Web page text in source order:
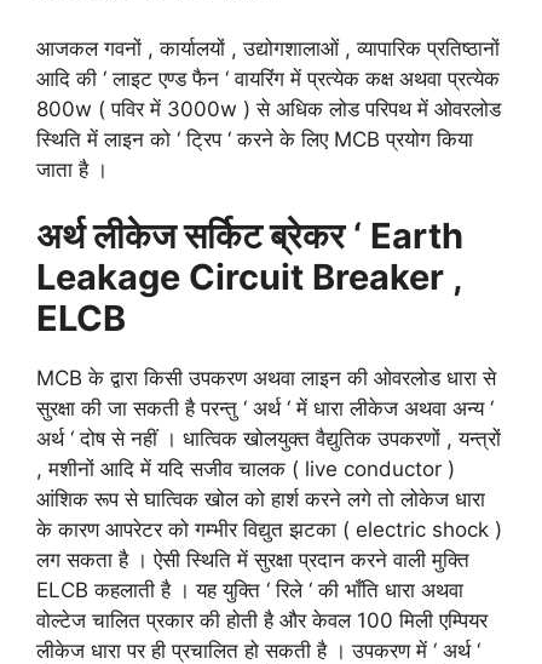
आजकल गवनों , कार्यालयों , उद्योगशालाओं , व्यापारिक प्रतिष्ठानों
आदि की ‘ लाइट एण्ड फैन ‘ वायरिंग में प्रत्येक कक्ष अथवा प्रत्येक
800w ( पविर में 3000w ) से अधिक लोड परिपथ में ओवरलोड
स्थिति में लाइन को ‘ ट्रिप ‘ करने के लिए MCB प्रयोग किया
जाता है ।
अर्थ लीकेज सर्किट ब्रेकर ‘ Earth
Leakage Circuit Breaker ,
ELCB
MCB के द्वारा किसी उपकरण अथवा लाइन की ओवरलोड धारा से
सुरक्षा की जा सकती है परन्तु ‘ अर्थ ‘ में धारा लीकेज अथवा अन्य ‘
अर्थ ‘ दोष से नहीं । धात्विक खोलयुक्त वैद्युतिक उपकरणों , यन्त्रों
, मशीनों आदि में यदि सजीव चालक ( live conductor )
आंशिक रूप से घात्विक खोल को हार्श करने लगे तो लोकेज धारा
के कारण आपरेटर को गम्भीर विद्युत झटका ( electric shock )
लग सकता है । ऐसी स्थिति में सुरक्षा प्रदान करने वाली मुक्ति
ELCB कहलाती है । यह युक्ति ‘ रिले ‘ की भाँति धारा अथवा
वोल्टेज चालित प्रकार की होती है और केवल 100 मिली एम्पियर
लीकेज धारा पर ही प्रचालित हो सकती है । उपकरण में ‘ अर्थ ‘